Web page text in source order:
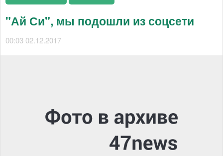
"Ай Си", мы подошли из соцсети
00:03 02.12.2017